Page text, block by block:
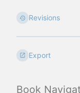
Revisions
Export
Book